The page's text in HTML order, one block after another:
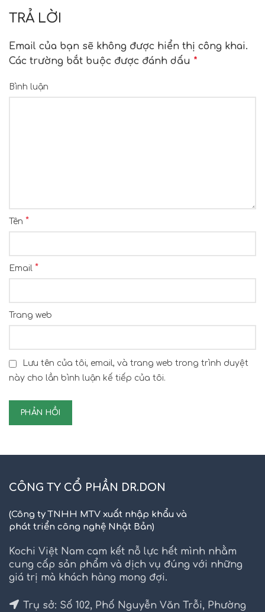
TRẢ LỜI
Email của bạn sẽ không được hiển thị công khai.
Các trường bắt buộc được đánh dấu *
Bình luận
Tên *
Email *
Trang web
Lưu tên của tôi, email, và trang web trong trình duyệt
này cho lần bình luận kế tiếp của tôi.
CÔNG TY CỔ PHẦN DR.DON
(Công ty TNHH MTV xuất nhập khẩu và
phát triển công nghệ Nhật Bản)
Kochi Việt Nam cam kết nỗ lực hết mình nhằm
cung cấp sản phẩm và dịch vụ đúng với những
giá trị mà khách hàng mong đợi.
Trụ sở: Số 102, Phố Nguyễn Văn Trỗi, Phường